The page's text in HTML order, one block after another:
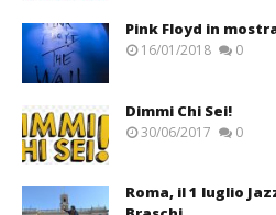
Pink Floyd in
16/01/2018 0
Dimmi Chi Sei!
30/06/2017 0
Roma, il 1 luglio